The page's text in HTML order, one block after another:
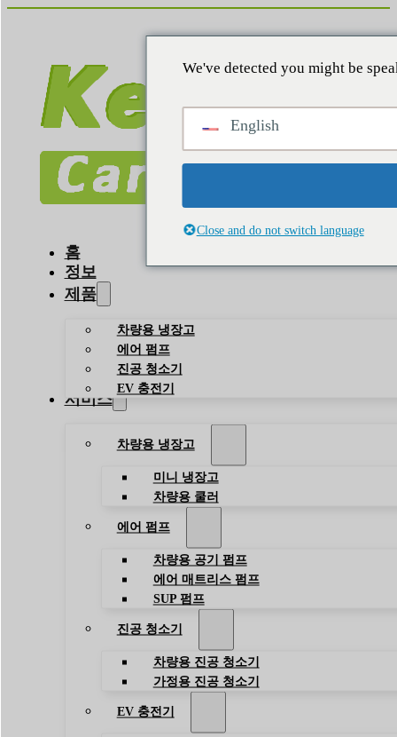
홈
정보
제품
차량용 냉장고
에어 펌프
진공 청소기
EV 충전기
서비스
차량용 냉장고
미니 냉장고
차량용 쿨러
에어 펌프
차량용 공기 펌프
에어 매트리스 펌프
SUP 펌프
진공 청소기
차량용 진공 청소기
가정용 진공 청소기
EV 충전기
We've detected you might be
English
Close and do not switch language